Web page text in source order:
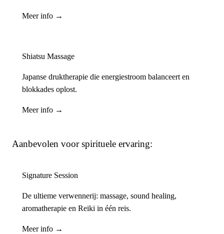
Meer info →
Shiatsu Massage
Japanse druktherapie die energiestroom balanceert en
blokkades oplost.
Meer info →
Aanbevolen voor spirituele ervaring:
Signature Session
De ultieme verwennerij: massage, sound healing,
aromatherapie en Reiki in één reis.
Meer info →